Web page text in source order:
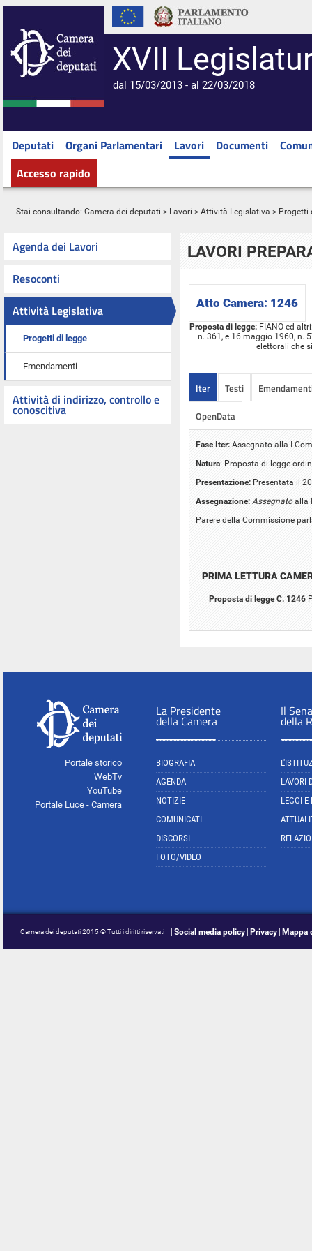
XVII
dal 15/03/2013 - al 22/03/2018
Deputati Organi Parlamentari Lavori Documenti
Accesso rapido
Stai consultando: Camera dei deputati > Lavori > Attività Legislativa > Progetti
Agenda dei Lavori
Resoconti
Attività Legislativa
Progetti di legge
Emendamenti
Attività di indirizzo, controllo e
conoscitiva
LAVORI
Atto Camera: 1246
Proposta di legge:FIANO ed
n. 361, e 16 maggio 1960, n.
elettorali che
Iter Testi
OpenData
Fase Iter: Assegnato alla I
Natura: Proposta di legge
Presentazione: Presentata il
Assegnazione: Assegnatoalla
Parere della Commissione
PRIMA LETTURA
Proposta di legge C. 1246
Portale storico
WebTv
YouTube
Portale Luce - Camera
La Presidente
della Camera
BIOGRAFIA
AGENDA
NOTIZIE
COMUNICATI
DISCORSI
FOTO/VIDEO
Il
della
LAVORI
LEGGI E
Camera dei deputati 2015 © Tutti i diritti riservati Social media policy Privacy Mappa